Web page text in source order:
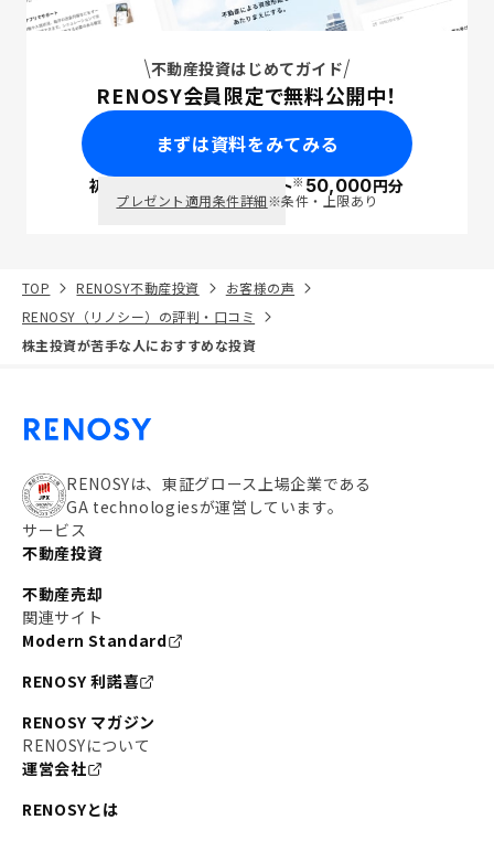
不動産投資はじめてガイド
RENOSY会員限定で無料公開中！
まずは資料をみてみる
初回面談で ポイント※50,000円分
プレゼント適用条件詳細※条件・上限あり
TOP RENOSY不動産投資
お客様の声
RENOSY（リノシー）の評判・口コミ
株主投資が苦手な人におすすめな投資
RENOSYは、東証グロース上場企業である
GA technologiesが運営しています。
サービス
不動産投資
不動産売却
関連サイト
Modern Standard
RENOSY 利諾喜
RENOSY マガジン
RENOSYについて
運営会社
RENOSYとは